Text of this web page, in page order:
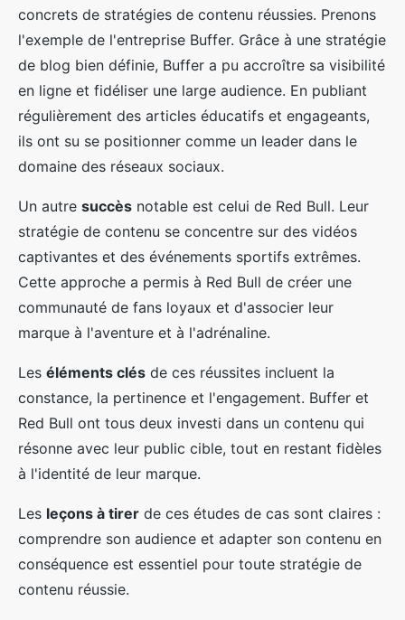
concrets de stratégies de contenu réussies. Prenons
l'exemple de l'entreprise Buffer. Grâce à une stratégie
de blog bien définie, Buffer a pu accroître sa visibilité
en ligne et fidéliser une large audience. En publiant
régulièrement des articles éducatifs et engageants,
ils ont su se positionner comme un leader dans le
domaine des réseaux sociaux.
Un autre succès notable est celui de Red Bull. Leur
stratégie de contenu se concentre sur des vidéos
captivantes et des événements sportifs extrêmes.
Cette approche a permis à Red Bull de créer une
communauté de fans loyaux et d'associer leur
marque à l'aventure et à l'adrénaline.
Les éléments clés de ces réussites incluent la
constance, la pertinence et l'engagement. Buffer et
Red Bull ont tous deux investi dans un contenu qui
résonne avec leur public cible, tout en restant fidèles
à l'identité de leur marque.
Les leçons à tirer de ces études de cas sont claires :
comprendre son audience et adapter son contenu en
conséquence est essentiel pour toute stratégie de
contenu réussie.